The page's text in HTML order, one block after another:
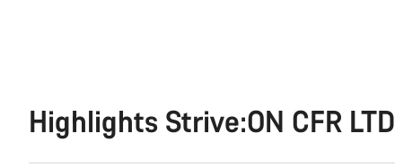
Highlights Strive:ON CFR LTD